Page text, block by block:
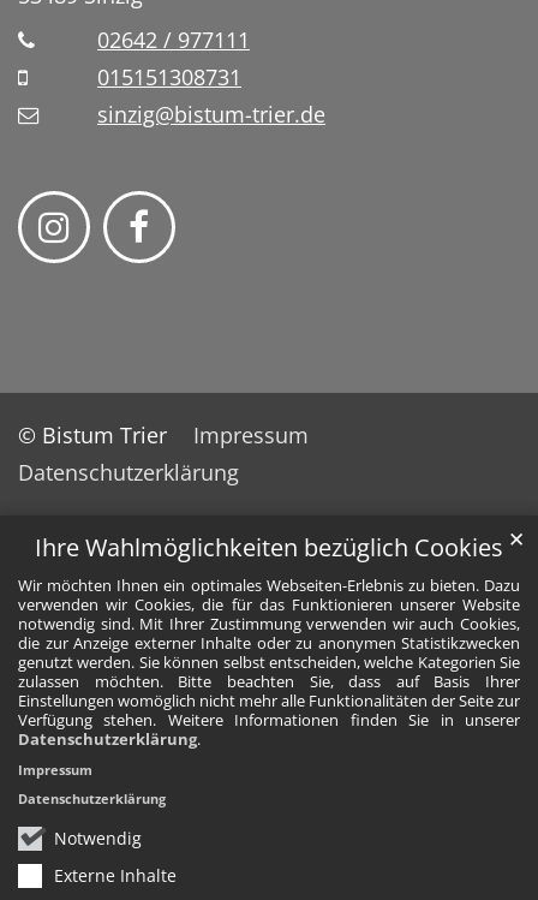
Ihre Wahlmöglichkeiten bezüglich Cookies
Wir möchten Ihnen ein optimales Webseiten-Erlebnis zu bieten. Dazu
verwenden wir Cookies, die für das Funktionieren unserer Website
notwendig sind. Mit Ihrer Zustimmung verwenden wir auch Cookies,
die zur Anzeige externer Inhalte oder zu anonymen Statistikzwecken
genutzt werden. Sie können selbst entscheiden, welche Kategorien Sie
zulassen möchten. Bitte beachten Sie, dass auf Basis Ihrer
Einstellungen womöglich nicht mehr alle Funktionalitäten der Seite zur
Verfügung stehen. Weitere Informationen finden Sie in unserer
Datenschutzerklärung.
Notwendig
Externe Inhalte
✕
Impressum
Datenschutzerklärung
02642 / 977111
015151308731
sinzig@bistum-trier.de
© Bistum Trier
Impressum
Datenschutzerklärung